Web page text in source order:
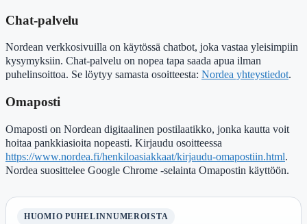
Chat-palvelu
Nordean verkkosivuilla on käytössä chatbot, joka vastaa yleisimpiin
kysymyksiin. Chat-palvelu on nopea tapa saada apua ilman
puhelinsoittoa. Se löytyy samasta osoitteesta: Nordea yhteystiedot.
Omaposti
Omaposti on Nordean digitaalinen postilaatikko, jonka kautta voit
hoitaa pankkiasioita nopeasti. Kirjaudu osoitteessa
https://www.nordea.fi/henkiloasiakkaat/kirjaudu-omapostiin.html.
Nordea suosittelee Google Chrome -selainta Omapostin käyttöön.
HUOMIO PUHELINNUMEROISTA